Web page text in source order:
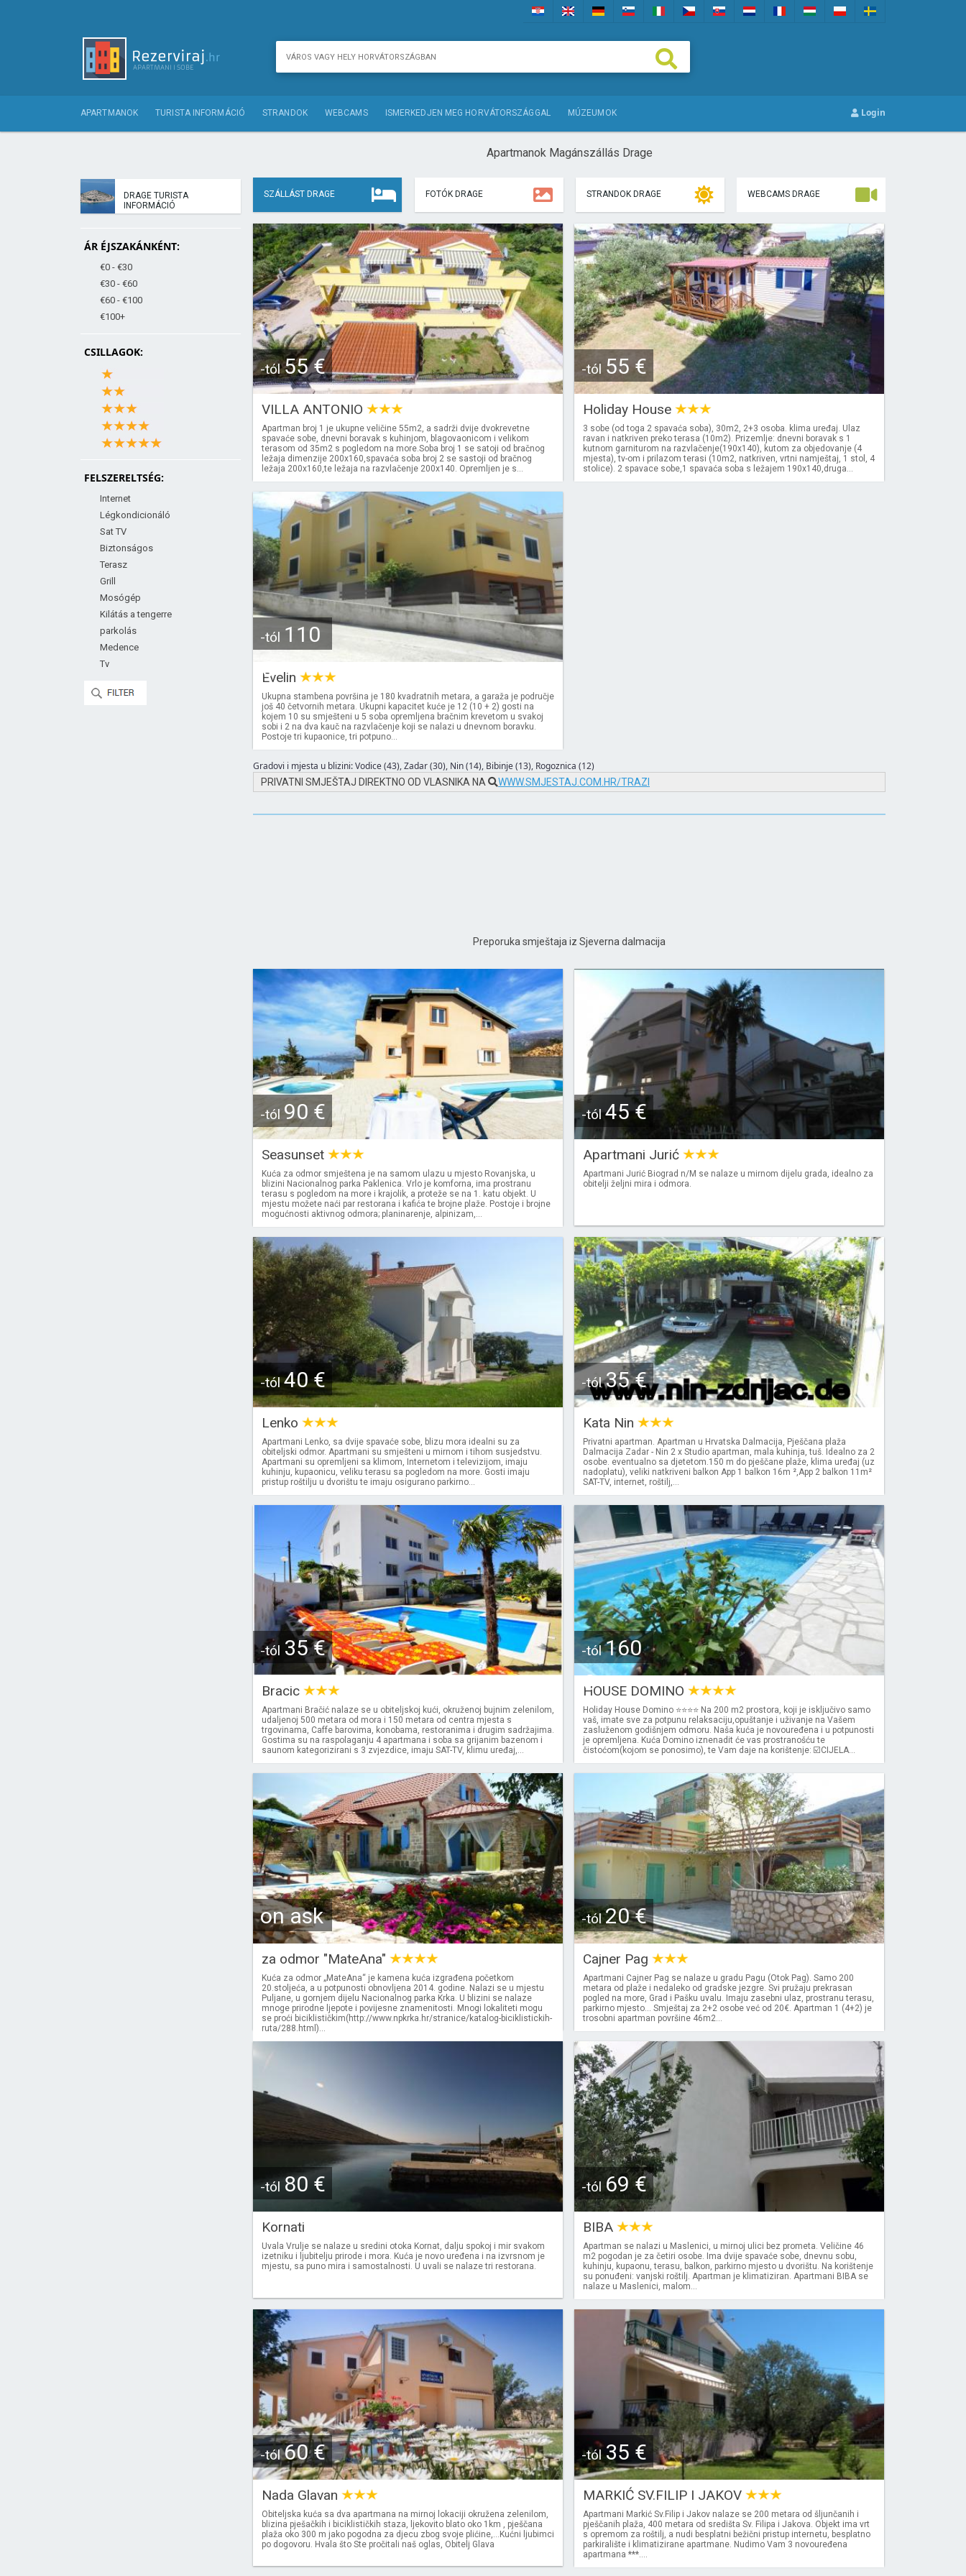
APARTMANOK TURISTA INFORMÁCIÓ STRANDOK WEBCAMS ISMERKEDJEN MEG HORVÁTORSZÁGGAL MÚZEUMOK Login
DRAGE TURISTA
INFORMÁCIÓ
ÁR ÉJSZAKÁNKÉNT:
€0 - €30
€30 - €60
€60 - €100
€100+
CSILLAGOK:
FELSZERELTSÉG:
Internet
Légkondicionáló
Sat TV
Biztonságos
Terasz
Grill
Mosógép
Kilátás a tengerre
parkolás
Medence
Tv
Apartmanok Magánszállás Drage
SZÁLLÁST DRAGE FOTÓK DRAGE STRANDOK DRAGE WEBCAMS DRAGE
-tól55 €
VILLA ANTONIO
Apartman broj 1 je ukupne veličine 55m2, a sadrži dvije dvokrevetne
spavaće sobe, dnevni boravak s kuhinjom, blagovaonicom i velikom
terasom od 35m2 s pogledom na more.Soba broj 1 se satoji od bračnog
ležaja dimenzije 200x160,spavaća soba broj 2 se sastoji od bračnog
ležaja 200x160,te ležaja na razvlačenje 200x140. Opremljen je s...
-tól 55 €
Holiday House
3 sobe (od toga 2 spavaća soba), 30m2, 2+3 osoba. klima uređaj. Ulaz
ravan i natkriven preko terasa (10m2). Prizemlje: dnevni boravak s 1
kutnom garniturom na razvlačenje(190x140), kutom za objedovanje (4
mjesta), tv-om i prilazom terasi (10m2, natkriven, vrtni namještaj, 1 stol, 4
stolice). 2 spavace sobe,1 spavaća soba s ležajem 190x140,druga...
-tól 110
€
Evelin
Ukupna stambena površina je 180 kvadratnih metara, a garaža je područje
još 40 četvornih metara. Ukupni kapacitet kuće je 12 (10 + 2) gosti na
kojem 10 su smješteni u 5 soba opremljena bračnim krevetom u svakoj
sobi i 2 na dva kauč na razvlačenje koji se nalazi u dnevnom boravku.
Postoje tri kupaonice, tri potpuno...
Gradovi i mjesta u blizini:Vodice (43),Zadar (30), Nin (14), Bibinje (13), Rogoznica (12)
PRIVATNI SMJEŠTAJ DIREKTNO OD VLASNIKA NA WWW.SMJESTAJ.COM.HR/TRAZI
Preporuka smještaja iz Sjeverna dalmacija
-tól 90 €
Seasunset
Kuća za odmor smještena je na samom ulazu u mjesto Rovanjska, u
blizini Nacionalnog parka Paklenica. Vrlo je komforna, ima prostranu
terasu s pogledom na more i krajolik, a proteže se na 1. katu objekt. U
mjestu možete naći par restorana i kafića te brojne plaže. Postoje i brojne
mogućnosti aktivnog odmora; planinarenje, alpinizam,...
-tól45 €
Apartmani Jurić
Apartmani Jurić Biograd n/M se nalaze u mirnom dijelu grada, idealno za
obitelji željni mira i odmora.
-tól40 €
Lenko
Apartmani Lenko, sa dvije spavaće sobe, blizu mora idealni su za
obiteljski odmor. Apartmani su smješteni u mirnom i tihom susjedstvu.
Apartmani su opremljeni sa klimom, Internetom i televizijom, imaju
kuhinju, kupaonicu, veliku terasu sa pogledom na more. Gosti imaju
pristup roštilju u dvorištu te imaju osigurano parkirno...
-tól35 €
Kata Nin
Privatni apartman. Apartman u Hrvatska Dalmacija, Pješčana plaža
Dalmacija Zadar - Nin 2 x Studio apartman, mala kuhinja, tuš. Idealno za 2
osobe. eventualno sa djetetom.150 m do pješčane plaže, klima uređaj (uz
nadoplatu), veliki natkriveni balkon App 1 balkon 16m ²,App 2 balkon 11m²
SAT-TV, internet, roštilj,...
-tól 35 €
Bracic
Apartmani Bračić nalaze se u obiteljskoj kući, okruženoj bujnim zelenilom,
udaljenoj 500 metara od mora i 150 metara od centra mjesta s
trgovinama, Caffe barovima, konobama, restoranima i drugim sadržajima.
Gostima su na raspolaganju 4 apartmana i soba sa grijanim bazenom i
saunom kategorizirani s 3 zvjezdice, imaju SAT-TV, klimu uređaj,...
-tól160
€
HOUSE DOMINO
Holiday House Domino ⭐⭐⭐⭐ Na 200 m2 prostora, koji je isključivo samo
vaš, imate sve za potpunu relaksaciju,opuštanje i uživanje na Vašem
zasluženom godišnjem odmoru. Naša kuća je novouređena i u potpunosti
je opremljena. Kuća Domino iznenadit će vas prostranošću te
čistoćom(kojom se ponosimo), te Vam daje na korištenje: ☑️CIJELA...
on ask
za odmor "MateAna"
Kuća za odmor „MateAna“ je kamena kuća izgrađena početkom
20.stoljeća, a u potpunosti obnovljena 2014. godine. Nalazi se u mjestu
Puljane, u gornjem dijelu Nacionalnog parka Krka. U blizini se nalaze
mnoge prirodne ljepote i povijesne znamenitosti. Mnogi lokaliteti mogu
se proći biciklističkim(http://www.npkrka.hr/stranice/katalog-biciklistickih-
ruta/288.html)...
-tól20 €
Cajner Pag
Apartmani Cajner Pag se nalaze u gradu Pagu (Otok Pag). Samo 200
metara od plaže i nedaleko od gradske jezgre. Svi pružaju prekrasan
pogled na more, Grad i Pašku uvalu. Imaju zasebni ulaz, prostranu terasu,
parkirno mjesto... Smještaj za 2+2 osobe već od 20€. Apartman 1 (4+2) je
trosobni apartman površine 46m2...
-tól 80 €
Kornati
Uvala Vrulje se nalaze u sredini otoka Kornat, dalju spokoj i mir svakom
izetniku i ljubitelju prirode i mora. Kuća je novo uređena i na izvrsnom je
mjestu, sa puno mira i samostalnosti. U uvali se nalaze tri restorana.
-tól 69 €
BIBA
Apartman se nalazi u Maslenici, u mirnoj ulici bez prometa. Veličine 46
m2 pogodan je za četiri osobe. Ima dvije spavaće sobe, dnevnu sobu,
kuhinju, kupaonu, terasu, balkon, parkirno mjesto u dvorištu. Na korištenje
su ponuđeni: vanjski roštilj. Apartman je klimatiziran. Apartmani BIBA se
nalaze u Maslenici, malom...
-tól60 €
Nada Glavan
Obiteljska kuća sa dva apartmana na mirnoj lokaciji okružena zelenilom,
blizina pješačkih i biciklističkih staza, ljekovito blato oko 1km , pješčana
plaža oko 300 m jako pogodna za djecu zbog svoje plićine,…Kućni ljubimci
po dogovoru. Hvala što Ste pročitali naš oglas, Obitelj Glava
-tól35 €
MARKIĆ SV.FILIP I JAKOV
Apartmani Markić Sv.Filip i Jakov nalaze se 200 metara od šljunčanih i
pješčanih plaža, 400 metara od središta Sv. Filipa i Jakova. Objekt ima vrt
s opremom za roštilj, a nudi besplatni bežični pristup internetu, besplatno
parkiralište i klimatizirane apartmane. Nudimo Vam 3 novouređena
apartmana ***....